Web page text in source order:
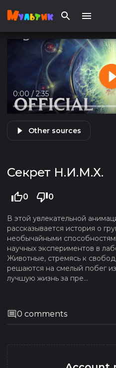
0:00 / 2:35
Other sources
Секрет Н.И.М.Х.
0 0
В этой увлекательной
рассказывается история о
необычайными
научных экспериментов в
Животные, стремясь к
решаются на смелый побег
лучшую жизнь за пре...
0 comments